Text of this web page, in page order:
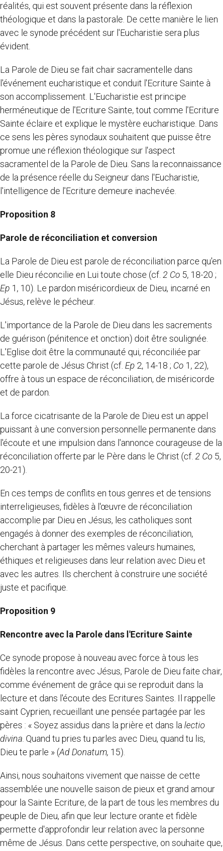
réalités, qui est souvent présente dans la réflexion
théologique et dans la pastorale. De cette manière le lien
avec le synode précédent sur l'Eucharistie sera plus
évident.
La Parole de Dieu se fait chair sacramentelle dans
l'événement eucharistique et conduit l'Ecriture Sainte à
son accomplissement. L'Eucharistie est principe
herméneutique de l'Ecriture Sainte, tout comme l'Ecriture
Sainte éclaire et explique le mystère eucharistique. Dans
ce sens les pères synodaux souhaitent que puisse être
promue une réflexion théologique sur l'aspect
sacramentel de la Parole de Dieu. Sans la reconnaissance
de la présence réelle du Seigneur dans l'Eucharistie,
l'intelligence de l'Ecriture demeure inachevée.
Proposition 8
Parole de réconciliation et conversion
La Parole de Dieu est parole de réconciliation parce qu'en
elle Dieu réconcilie en Lui toute chose (cf. 2 Co 5, 18-20 ;
Ep 1, 10). Le pardon miséricordieux de Dieu, incarné en
Jésus, relève le pécheur.
L'importance de la Parole de Dieu dans les sacrements
de guérison (pénitence et onction) doit être soulignée.
L'Eglise doit être la communauté qui, réconciliée par
cette parole de Jésus Christ (cf. Ep 2, 14-18 ; Co 1, 22),
offre à tous un espace de réconciliation, de miséricorde
et de pardon.
La force cicatrisante de la Parole de Dieu est un appel
puissant à une conversion personnelle permanente dans
l'écoute et une impulsion dans l'annonce courageuse de la
réconciliation offerte par le Père dans le Christ (cf. 2 Co 5,
20-21).
En ces temps de conflits en tous genres et de tensions
interreligieuses, fidèles à l'œuvre de réconciliation
accomplie par Dieu en Jésus, les catholiques sont
engagés à donner des exemples de réconciliation,
cherchant à partager les mêmes valeurs humaines,
éthiques et religieuses dans leur relation avec Dieu et
avec les autres. Ils cherchent à construire une société
juste et pacifique.
Proposition 9
Rencontre avec la Parole dans l'Ecriture Sainte
Ce synode propose à nouveau avec force à tous les
fidèles la rencontre avec Jésus, Parole de Dieu faite chair,
comme événement de grâce qui se reproduit dans la
lecture et dans l'écoute des Ecritures Saintes. Il rappelle
saint Cyprien, recueillant une pensée partagée par les
pères : « Soyez assidus dans la prière et dans la lectio
divina . Quand tu pries tu parles avec Dieu, quand tu lis,
Dieu te parle » (Ad Donatum, 15).
Ainsi, nous souhaitons vivement que naisse de cette
assemblée une nouvelle saison de pieux et grand amour
pour la Sainte Ecriture, de la part de tous les membres du
peuple de Dieu, afin que leur lecture orante et fidèle
permette d'approfondir leur relation avec la personne
même de Jésus. Dans cette perspective, on souhaite que,